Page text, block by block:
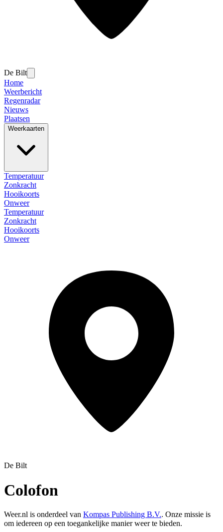
De Bilt
Home
Weerbericht
Regenradar
Nieuws
Plaatsen
Weerkaarten
Temperatuur
Zonkracht
Hooikoorts
Onweer
Temperatuur
Zonkracht
Hooikoorts
Onweer
De Bilt
Colofon
Weer.nl is onderdeel van Kompas Publishing B.V.. Onze missie is
om iedereen op een toegankelijke manier weer te bieden.